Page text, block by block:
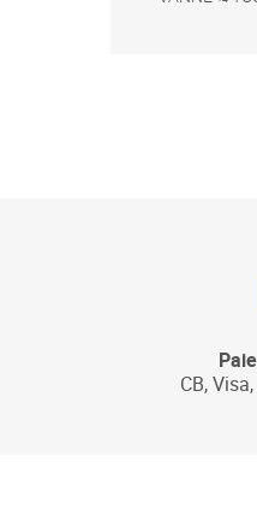
CB,